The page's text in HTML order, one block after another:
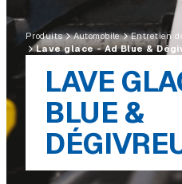
Produits Automobile
Entretien
Lave glace - Ad Blue &
LAVE
BLUE &